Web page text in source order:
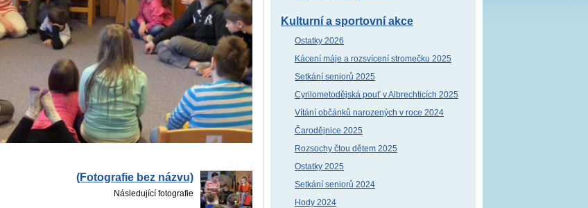
(Fotografie bez názvu)
Následující fotografie
Kulturní a sportovní akce
Ostatky 2026
Kácení máje a rozsvícení stromečku 2025
Setkání seniorů 2025
Cyrilometodějská pouť v Albrechticích 2025
Vítání občánků narozených v roce 2024
Čarodějnice 2025
Rozsochy čtou dětem 2025
Ostatky 2025
Setkání seniorů 2024
Hody 2024